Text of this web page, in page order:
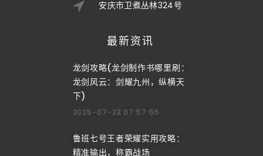
安庆市卫煮丛林324号
最新资讯
龙剑攻略(龙剑制作书哪里刷：
龙剑风云：剑耀九州，纵横天
下)
2025-07-23 07:57:55
鲁班七号王者荣耀实用攻略：
精准输出，称霸战场